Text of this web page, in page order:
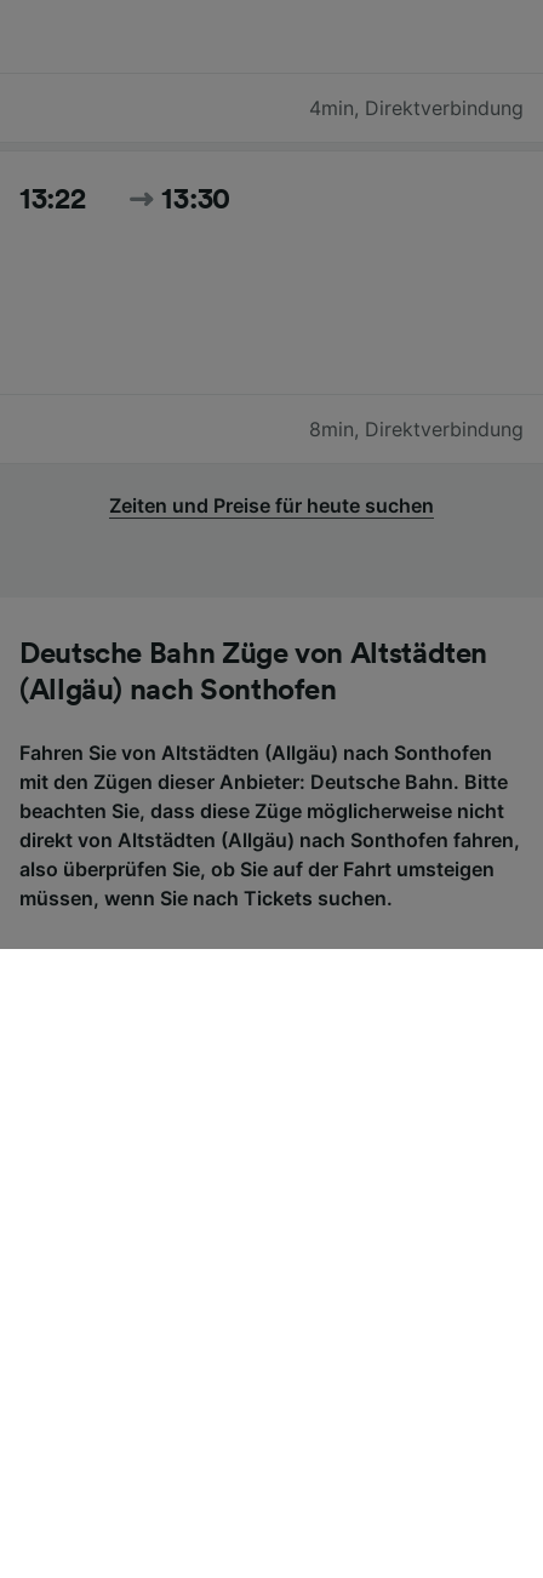
4min, Direktverbindung
13:22 13:30
8min, Direktverbindung
Zeiten und Preise für heute suchen
Deutsche Bahn Züge von Altstädten
(Allgäu) nach Sonthofen
Fahren Sie von Altstädten (Allgäu) nach Sonthofen
mit den Zügen dieser Anbieter: Deutsche Bahn. Bitte
beachten Sie, dass diese Züge möglicherweise nicht
direkt von Altstädten (Allgäu) nach Sonthofen fahren,
also überprüfen Sie, ob Sie auf der Fahrt umsteigen
müssen, wenn Sie nach Tickets suchen.